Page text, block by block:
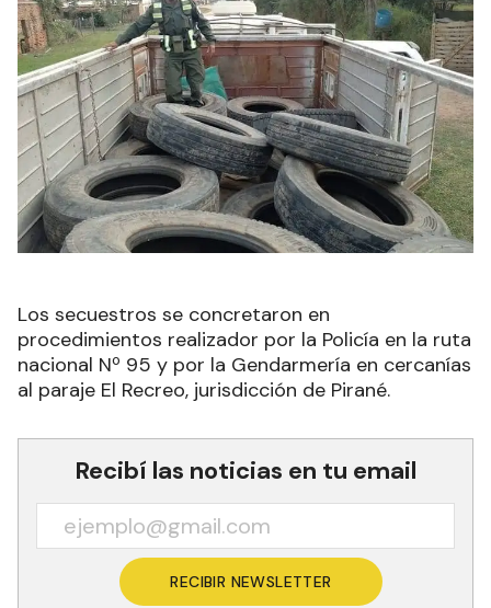
Los secuestros se concretaron en
procedimientos realizador por la Policía en la ruta
nacional Nº 95 y por la Gendarmería en cercanías
al paraje El Recreo, jurisdicción de Pirané.
Recibí las noticias en tu email
RECIBIR NEWSLETTER